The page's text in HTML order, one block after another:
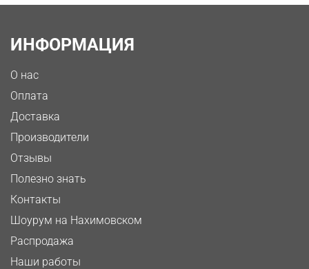
ИНФОРМАЦИЯ
О нас
Оплата
Доставка
Производители
Отзывы
Полезно знать
Контакты
Шоурум на Нахимовском
Распродажа
Наши работы